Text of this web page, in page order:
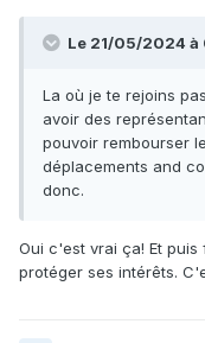
Le 21/05/2024 à
La où je te rejoins
avoir des
pouvoir rembourser
déplacements and
donc.
Oui c'est vrai ça! Et
protéger ses intérêts.